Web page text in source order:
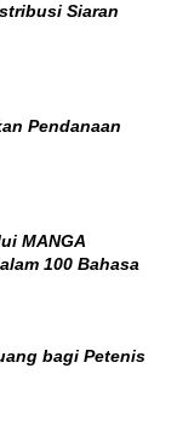
Siaran
Pendanaan
MANGA
100 Bahasa
bagi Petenis